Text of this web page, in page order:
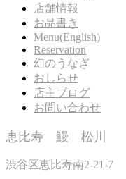
店舗情報
お品書き
Menu(English)
Reservation
幻のうなぎ
おしらせ
店主ブログ
お問い合わせ
恵比寿 鰻 松川
渋谷区恵比寿南2-21-7